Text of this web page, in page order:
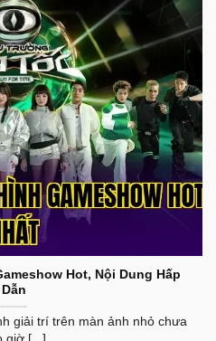
thần tượng. Hãy đồng
mỗi ngày để thả hồn
đặc sắc, đồng thời không
rực rỡ nào từ nền công
trí toàn cầu.
doanh nghiệp–
Trường và Xu
Gameshow Hot Nhất
Hot, Nội Dung Hấp
Dẫn
giải trí trên màn ảnh nhỏ chưa